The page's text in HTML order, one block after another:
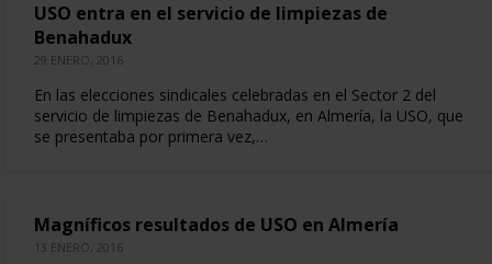
USO entra en el servicio de limpiezas de
Benahadux
29 ENERO, 2016
En las elecciones sindicales celebradas en el Sector 2 del
servicio de limpiezas de Benahadux, en Almería, la USO, que
se presentaba por primera vez,…
Magníficos resultados de USO en Almería
13 ENERO, 2016